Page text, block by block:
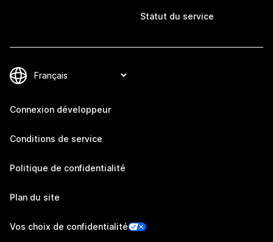
Statut du service
Connexion développeur
Conditions de service
Politique de confidentialité
Plan du site
Vos choix de confidentialité